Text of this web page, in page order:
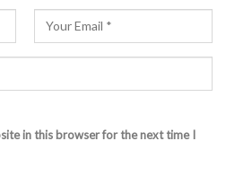
in this browser for the next time I